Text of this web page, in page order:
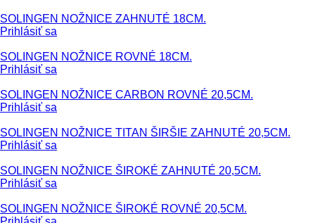
SOLINGEN NOŽNICE ZAHNUTÉ 18CM.
Prihlásiť sa
SOLINGEN NOŽNICE ROVNÉ 18CM.
Prihlásiť sa
SOLINGEN NOŽNICE CARBON ROVNÉ 20,5CM.
Prihlásiť sa
SOLINGEN NOŽNICE TITAN ŠIRŠIE ZAHNUTÉ 20,5CM.
Prihlásiť sa
SOLINGEN NOŽNICE ŠIROKÉ ZAHNUTÉ 20,5CM.
Prihlásiť sa
SOLINGEN NOŽNICE ŠIROKÉ ROVNÉ 20,5CM.